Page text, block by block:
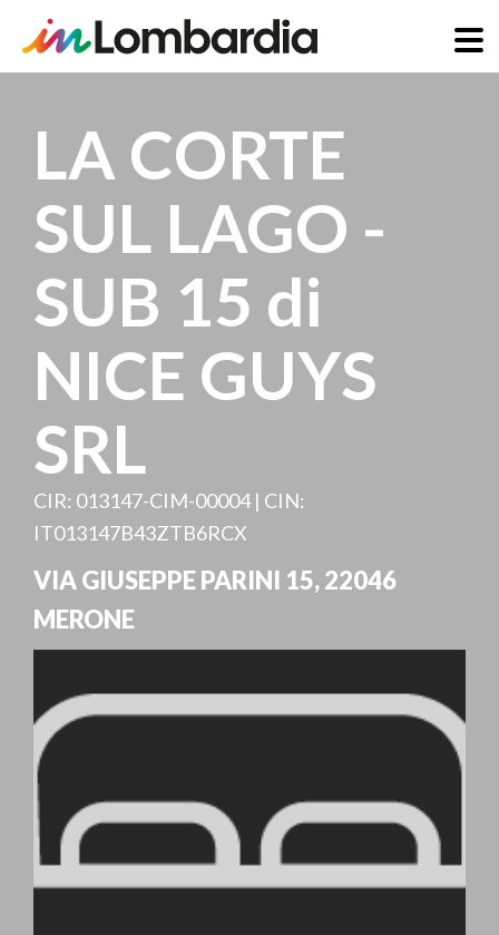
LA CORTE
SUL LAGO -
SUB 15 di
NICE GUYS
SRL
CIR: 013147-CIM-00004 | CIN:
IT013147B43ZTB6RCX
VIA GIUSEPPE PARINI 15,22046
MERONE